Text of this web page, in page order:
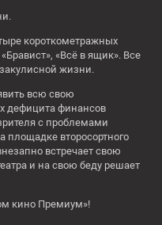
короткометражных
«Всё в ящик». Все
жизни.
всю свою
дефицита финансов
с проблемами
площадке второсортного
встречает свою
и на свою беду решает
кино Премиум»!